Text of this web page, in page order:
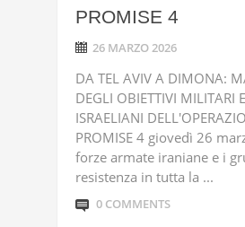
PROMISE 4
26 MARZO 2026
DA TEL AVIV A DIMONA:
DEGLI OBIETTIVI MILITARI
ISRAELIANI
PROMISE 4 giovedì 26
forze armate iraniane e i
resistenza in tutta la ...
0 COMMENTS